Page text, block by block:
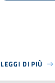
LEGGI DI PIÙ